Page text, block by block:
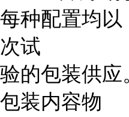
每种配置均以
次试
验的包装供应
包装内容物